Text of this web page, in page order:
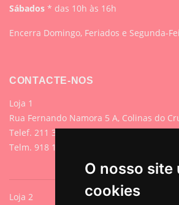
O nosso site
cookies
Sábados * das 10h às 16h
Encerra Domingo, Feriados e Segunda-
CONTACTE-NOS
Loja 1
Rua Fernando Namora 5 A, Colinas do
Telef. 211 395 882 (Chamada para rede
Telm. 918 107 618 (Chamada para rede
Loja 2